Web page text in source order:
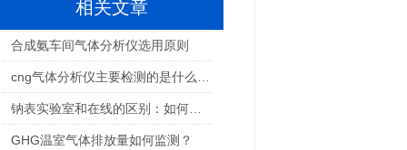
相关文章
合成氨车间气体分析仪选用原则
GHG温室气体排放量如何监测？